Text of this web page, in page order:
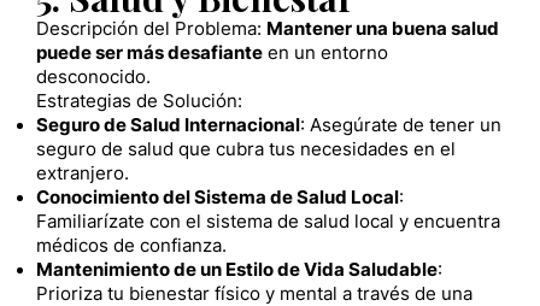
Descripción del Problema: Mantener una buena salud
puede ser más desafiante en un entorno
desconocido.
Estrategias de Solución:
Seguro de Salud Internacional: Asegúrate de tener un
seguro de salud que cubra tus necesidades en el
extranjero.
Conocimiento del Sistema de Salud Local:
Familiarízate con el sistema de salud local y encuentra
médicos de confianza.
Mantenimiento de un Estilo de Vida Saludable:
Prioriza tu bienestar físico y mental a través de una